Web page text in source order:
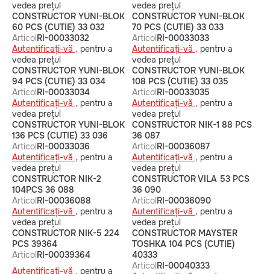
vedea prețul
vedea prețul
CONSTRUCTOR YUNI-BLOK
60 PCS (CUTIE) 33 032
ArticolRI-00033032
Autentificați-vă , pentru a
vedea prețul
CONSTRUCTOR YUNI-BLOK
70 PCS (CUTIE) 33 033
ArticolRI-00033033
Autentificați-vă , pentru a
vedea prețul
CONSTRUCTOR YUNI-BLOK
94 PCS (CUTIE) 33 034
ArticolRI-00033034
Autentificați-vă , pentru a
vedea prețul
CONSTRUCTOR YUNI-BLOK
108 PCS (CUTIE) 33 035
ArticolRI-00033035
Autentificați-vă , pentru a
vedea prețul
CONSTRUCTOR YUNI-BLOK
136 PCS (CUTIE) 33 036
ArticolRI-00033036
Autentificați-vă , pentru a
vedea prețul
CONSTRUCTOR NIK-1 88 PCS
36 087
ArticolRI-00036087
Autentificați-vă , pentru a
vedea prețul
CONSTRUCTOR NIK-2
104PCS 36 088
ArticolRI-00036088
Autentificați-vă , pentru a
vedea prețul
CONSTRUCTOR VILA 53 PCS
36 090
ArticolRI-00036090
Autentificați-vă , pentru a
vedea prețul
CONSTRUCTOR NIK-5 224
PCS 39364
ArticolRI-00039364
Autentificați-vă , pentru a
CONSTRUCTOR MAYSTER
TOSHKA 104 PCS (СUTIE)
40333
ArticolRI-00040333